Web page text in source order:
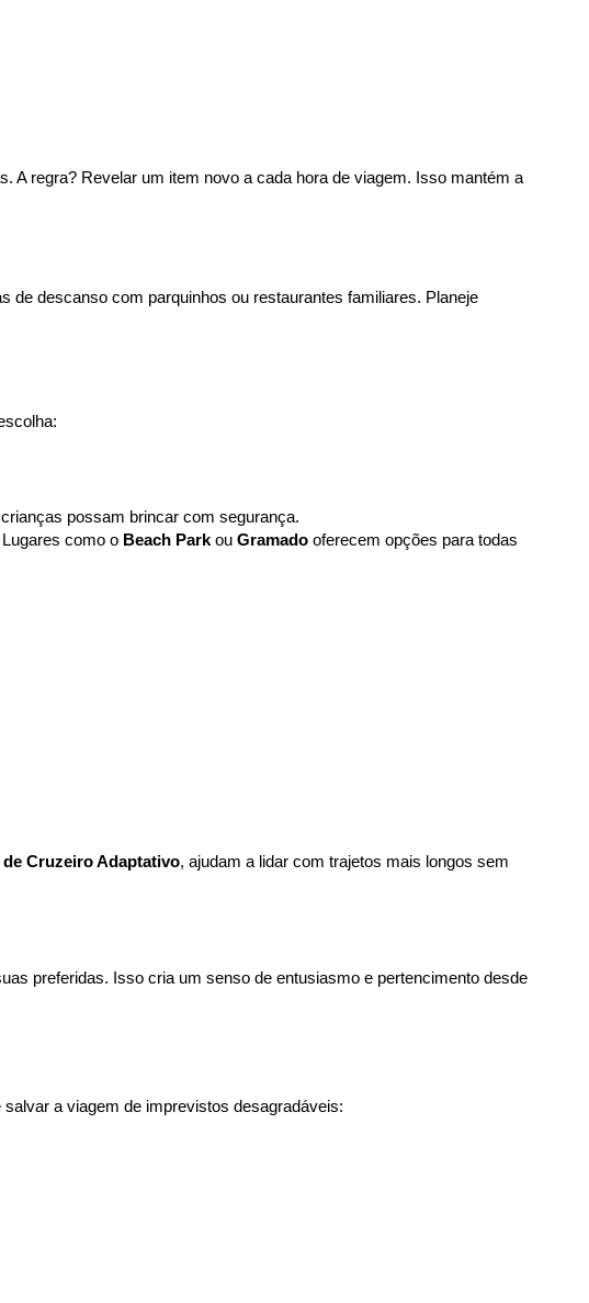
A regra? Revelar um item novo a cada hora de viagem. Isso mantém a
de descanso com parquinhos ou restaurantes familiares. Planeje
possam brincar com segurança.
como o Beach Park ou Gramado oferecem opções para todas
Cruzeiro Adaptativo, ajudam a lidar com trajetos mais longos sem
preferidas. Isso cria um senso de entusiasmo e pertencimento desde
a viagem de imprevistos desagradáveis: